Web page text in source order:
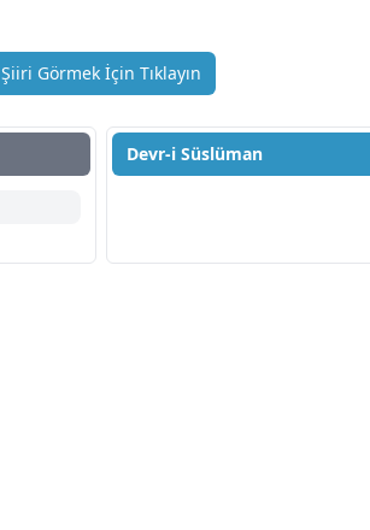
Şiiri Görmek İçin Tıklayın
Devr-i Süslüman